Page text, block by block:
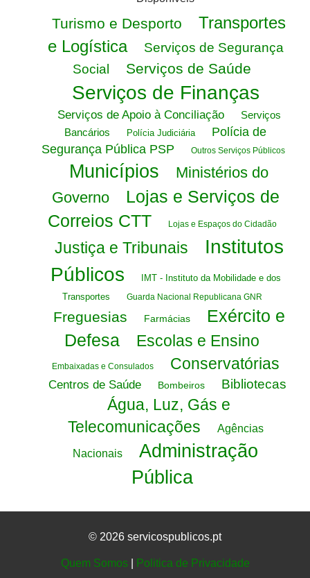
Turismo e Desporto
Transportes
e Logística
Serviços de Segurança
Social
Serviços de Saúde
Serviços de Finanças
Serviços de Apoio à Conciliação
Serviços
Bancários
Polícia Judiciária
Polícia de
Segurança Pública PSP
Outros Serviços Públicos
Municípios
Ministérios do
Governo
Lojas e Serviços de
Correios CTT
Lojas e Espaços do Cidadão
Justiça e Tribunais
Institutos
Públicos
IMT - Instituto da Mobilidade e dos
Transportes
Guarda Nacional Republicana GNR
Freguesias Farmácias
Exército e
Defesa
Escolas e Ensino
Embaixadas e Consulados Conservatórias
Centros de Saúde Bombeiros Bibliotecas
Água, Luz, Gás e
Telecomunicações
Agências
Nacionais
Administração
Pública
© 2026 servicospublicos.pt
Quem Somos| Politica de Privacidade